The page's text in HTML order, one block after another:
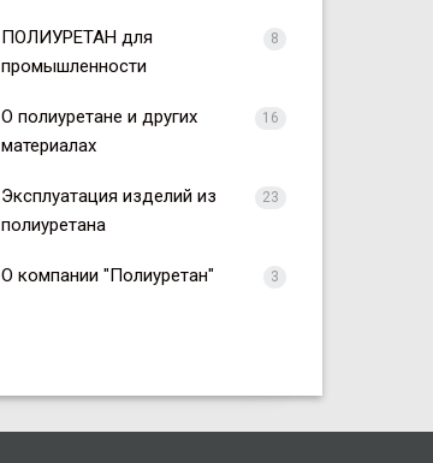
ПОЛИУРЕТАН для
промышленности
8
О полиуретане и других
материалах
16
Эксплуатация изделий из
полиуретана
23
О компании "Полиуретан" 3